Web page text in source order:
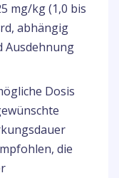
mg/kg (1,0 bis
abhängig
Ausdehnung
Dosis
die